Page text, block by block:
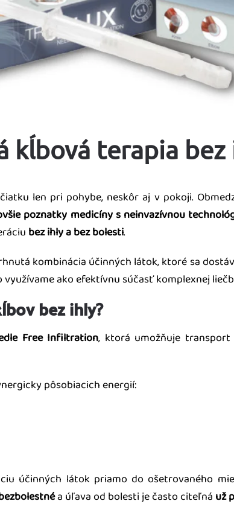
kĺbová terapia bez
len pri pohybe, neskôr aj v pokoji.
poznatky medicíny s neinvazívnou
bez ihly a bez bolesti.
kombinácia účinných látok, ktoré sa
využívame ako efektívnu súčasť komplexnej
bez ihly?
Free Infiltration, ktorá umožňuje
pôsobiacich energií:
účinných látok priamo do ošetrovaného
a úľava od bolesti je často citeľná už